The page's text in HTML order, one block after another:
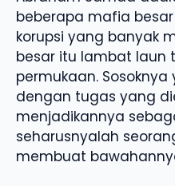
beberapa mafia
korupsi yang banyak
besar itu lambat laun
permukaan.
dengan tugas yang
menjadikannya
seharusnyalah
membuat